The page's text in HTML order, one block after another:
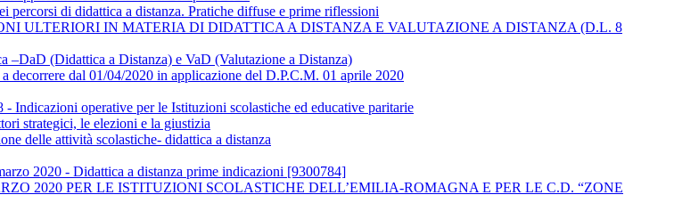
di didattica a distanza. Pratiche diffuse e prime riflessioni
ULTERIORI IN MATERIA DI DIDATTICA A DISTANZA E VALUTAZIONE A DISTANZA (D.L. 8
–DaD (Didattica a Distanza) e VaD (Valutazione a Distanza)
decorrere dal 01/04/2020 in applicazione del D.P.C.M. 01 aprile 2020
operative per le Istituzioni scolastiche ed educative paritarie
strategici, le elezioni e la giustizia
delle attività scolastiche- didattica a distanza
2020 - Didattica a distanza prime indicazioni [9300784]
2020 PER LE ISTITUZIONI SCOLASTICHE DELL’EMILIA-ROMAGNA E PER LE C.D. “ZONE